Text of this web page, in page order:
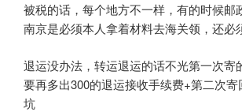
被税的话，每个地方不一样，有的时候邮
南京是必须本人拿着材料去海关领，还必
退运没办法，转运退运的话不光第一次寄
要再多出300的退运接收手续费+第二次寄
坑